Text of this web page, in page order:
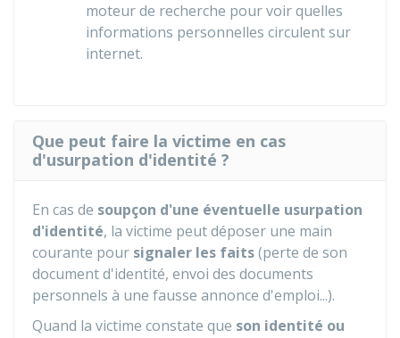
moteur de recherche pour voir quelles
informations personnelles circulent sur
internet.
Que peut faire la victime en cas
d'usurpation d'identité ?
En cas de soupçon d'une éventuelle usurpation
d'identité, la victime peut déposer une main
courante pour signaler les faits(perte de son
document d'identité, envoi des documents
personnels à une fausse annonce d'emploi...).
Quand la victime constate que son identité ou